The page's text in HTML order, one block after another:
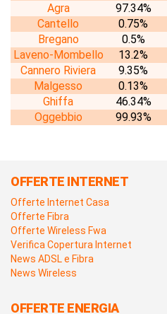
Agra
97.34%
Cantello
0.75%
Bregano
0.5%
Laveno-Mombello
13.2%
Cannero Riviera
9.35%
Malgesso
0.13%
Ghiffa
46.34%
Oggebbio
99.93%
OFFERTE INTERNET
Offerte Internet Casa
Offerte Fibra
Offerte Wireless Fwa
Verifica Copertura Internet
News ADSL e Fibra
News Wireless
OFFERTE ENERGIA